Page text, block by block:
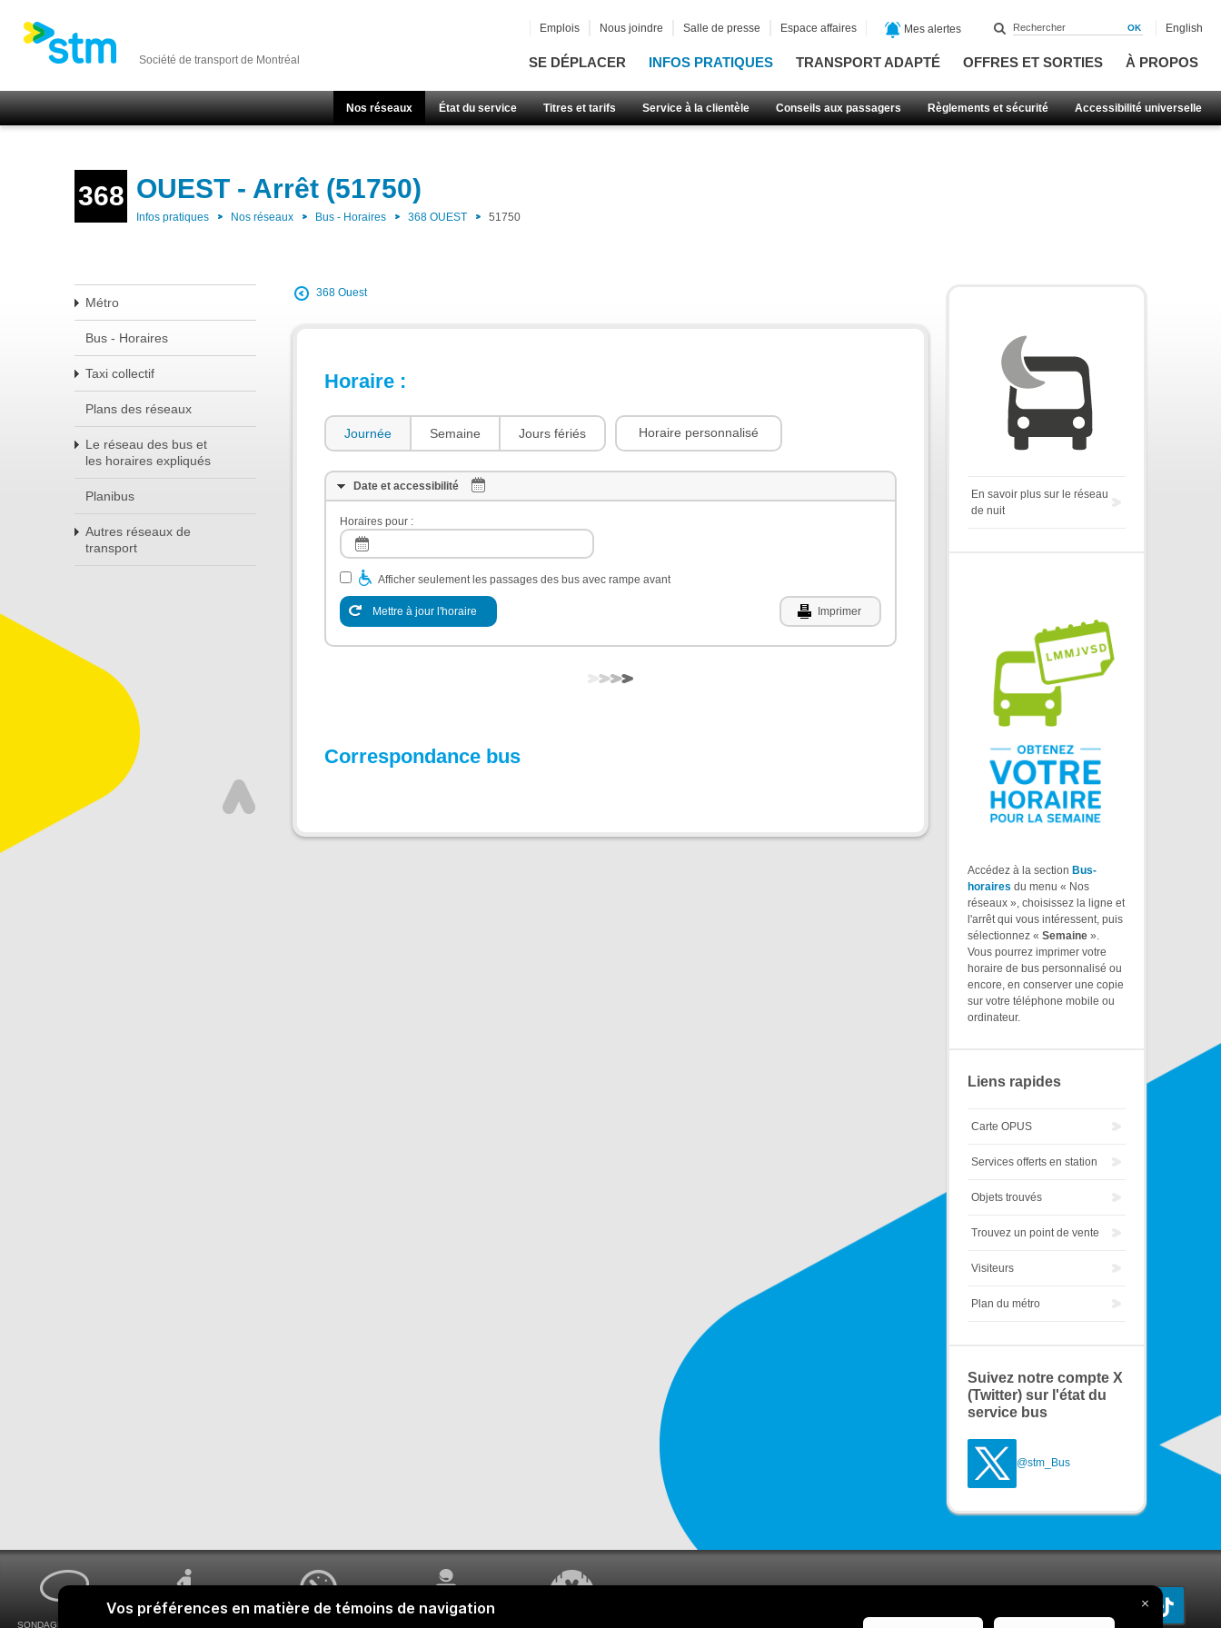
Société de transport de Montréal SE DÉPLACER INFOS PRATIQUES TRANSPORT ADAPTÉ OFFRES ET SORTIES À PROPOS
Nos réseaux État du service Titres et tarifs Service à la clientèle Conseils aux passagers Règlements et sécurité Accessibilité universelle
Emplois Nous joindre Salle de presse Espace affaires Mes alertes English
368 OUEST - Arrêt (51750)
Infos pratiques Nos réseaux Bus - Horaires 368 OUEST 51750
Métro
Bus - Horaires
Taxi collectif
Plans des réseaux
Le réseau des bus et
les horaires expliqués
Planibus
Autres réseaux de
transport
368 Ouest
Horaire :
Journée Semaine Jours fériés Horaire personnalisé
Date et accessibilité
Horaires pour :
Afficher seulement les passages des bus avec rampe avant
Mettre à jour l'horaire Imprimer
Correspondance bus
En savoir plus sur le réseau
de nuit
Accédez à la section Bus-
horaires du menu « Nos
réseaux », choisissez la ligne et
l'arrêt qui vous intéressent, puis
sélectionnez « Semaine ».
Vous pourrez imprimer votre
horaire de bus personnalisé ou
encore, en conserver une copie
sur votre téléphone mobile ou
ordinateur.
Liens rapides
Carte OPUS
Services offerts en station
Objets trouvés
Trouvez un point de vente
Visiteurs
Plan du métro
Suivez notre compte X
(Twitter) sur l'état du
service bus
@stm_Bus
SONDAGES MA VOIX